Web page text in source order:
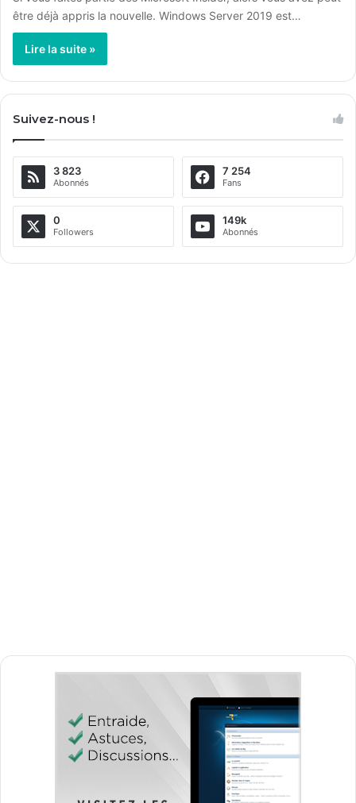
être déjà appris la nouvelle. Windows Server 2019 est…
Lire la suite »
Suivez-nous !
3 823
Abonnés
7 254
Fans
0
Followers
149k
Abonnés